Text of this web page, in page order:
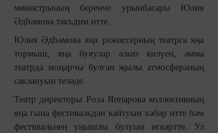
министрының беренче урынбасары Юлия
Әдһәмова тәкъдим итте.
Юлия Әдһәмова яңа режиссерның театрга яңа
тормыш, яңа буяулар алып килүен, әмма
театрда моңарчы булган җылы атмосфераның
саклануын теләде.
Театр директоры Роза Яппарова коллективның
яңа гына фестивальдән кайтуын хәбәр итте һәм
фестивальнең уңышлы булуын искәртте. Ул